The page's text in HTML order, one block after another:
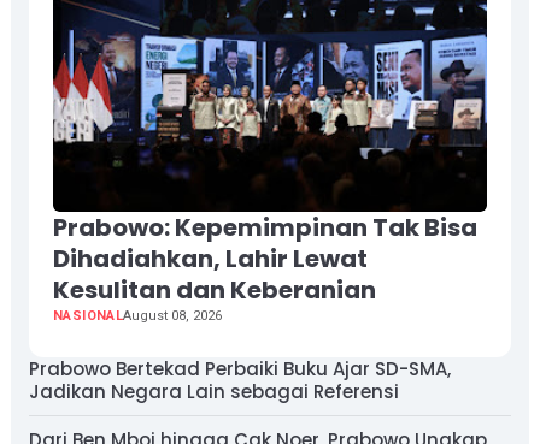
Prabowo: Kepemimpinan Tak Bisa
Dihadiahkan, Lahir Lewat
Kesulitan dan Keberanian
NASIONALAugust 08, 2026
Prabowo Bertekad Perbaiki Buku Ajar SD-SMA,
Jadikan Negara Lain sebagai Referensi